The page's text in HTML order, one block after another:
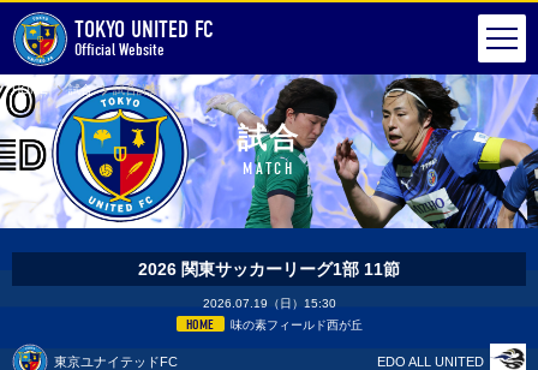
TOKYO UNITED FC
Official Website
HOME 試合 試合詳細
試合
MATCH
2026 関東サッカーリーグ1部 11節
2026.07.19（日）15:30
HOME 味の素フィールド西が丘
東京ユナイテッドFC EDO ALL UNITED